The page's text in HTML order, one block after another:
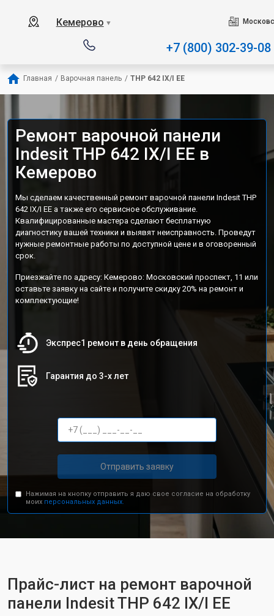
Кемерово ▼
+7 (800) 302-39-08
Главная / Варочная панель / THP 642 IX/I EE
Ремонт варочной панели
Indesit THP 642 IX/I EE в
Кемерово
Мы сделаем качественный ремонт варочной панели Indesit THP
642 IX/I EE а также его сервисное обслуживание.
Квалифицированные мастера сделают бесплатную
диагностику вашей техники и выявят неисправность. Проведут
нужные ремонтные работы по доступной цене и в оговоренный
срок.
Приезжайте по адресу: Кемерово: Московский проспект, 11 или
оставьте заявку на сайте и получите скидку 20% на ремонт и
комплектующие!
Экспрес1 ремонт в день обращения
Гарантия до 3-х лет
Отправить заявку
Нажимая на кнопку отправить я даю свое согласие на обработку
моих персональных данных.
Прайс-лист на ремонт варочной
панели Indesit THP 642 IX/I EE